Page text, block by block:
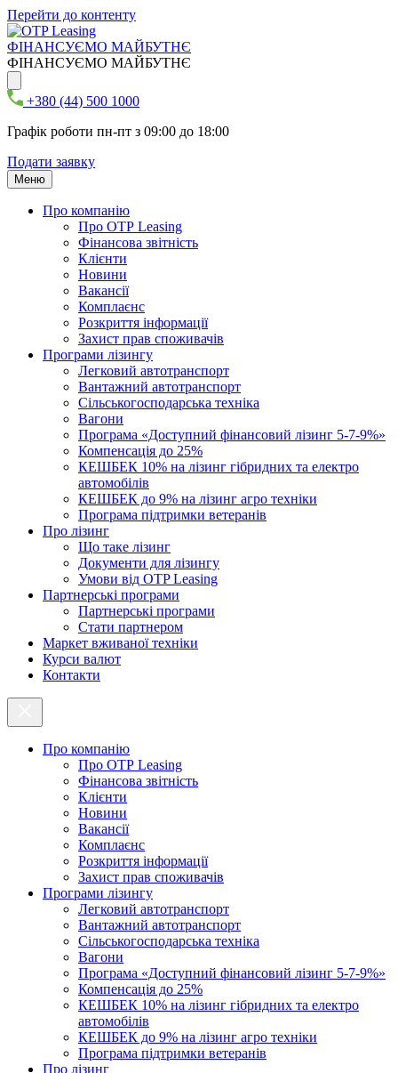
Перейти до контенту
ФІНАНСУЄМО МАЙБУТНЄ
ФІНАНСУЄМО МАЙБУТНЄ
+380 (44) 500 1000
Графік роботи пн-пт з 09:00 до 18:00
Подати заявку
Меню
Про компанію
Про ОТР Leasing
Фінансова звітність
Клієнти
Новини
Вакансії
Комплаєнс
Розкриття інформації
Захист прав споживачів
Програми лізингу
Легковий автотранспорт
Вантажний автотранспорт
Cільськогосподарська техніка
Вагони
Програма «Доступний фінансовий лізинг 5-7-9%»
Компенсація до 25%
КЕШБЕК 10% на лізинг гібридних та електро
автомобілів
КЕШБЕК до 9% на лізинг агро техніки
Програма підтримки ветеранів
Про лізинг
Що таке лізинг
Документи для лізингу
Умови від OTP Leasing
Партнерські програми
Партнерські програми
Стати партнером
Маркет вживаної техніки
Курси валют
Контакти
Про компанію
Про ОТР Leasing
Фінансова звітність
Клієнти
Новини
Вакансії
Комплаєнс
Розкриття інформації
Захист прав споживачів
Програми лізингу
Легковий автотранспорт
Вантажний автотранспорт
Cільськогосподарська техніка
Вагони
Програма «Доступний фінансовий лізинг 5-7-9%»
Компенсація до 25%
КЕШБЕК 10% на лізинг гібридних та електро
автомобілів
КЕШБЕК до 9% на лізинг агро техніки
Програма підтримки ветеранів
Про лізинг